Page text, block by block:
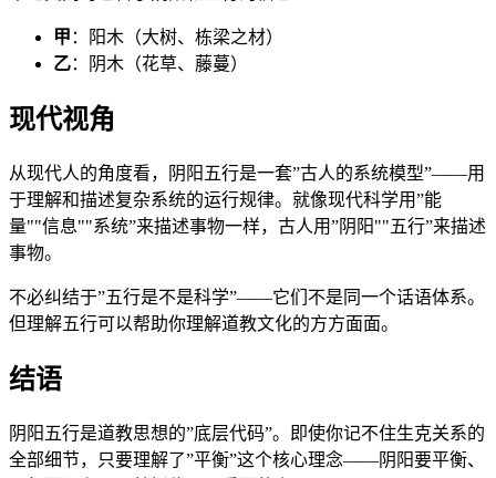
甲 ：阳木（大树、栋梁之材）
乙：阴木（花草、藤蔓）
现代视角
从现代人的角度看，阴阳五行是一套”古人的系统模型”——用
于理解和描述复杂系统的运行规律。就像现代科学用”能
量""信息""系统”来描述事物一样，古人用”阴阳""五行”来描述
事物。
不必纠结于”五行是不是科学”——它们不是同一个话语体系。
但理解五行可以帮助你理解道教文化的方方面面。
结语
阴阳五行是道教思想的”底层代码”。即使你记不住生克关系的
全部细节，只要理解了”平衡”这个核心理念——阴阳要平衡、